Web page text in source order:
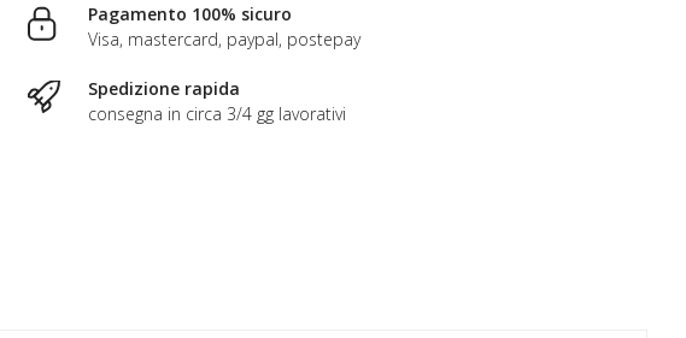
Pagamento 100% sicuro
Visa, mastercard, paypal, postepay
Spedizione rapida
consegna in circa 3/4 gg lavorativi